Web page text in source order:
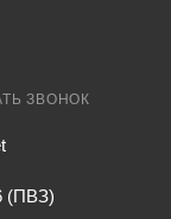
ЗВОНОК
(ПВЗ)